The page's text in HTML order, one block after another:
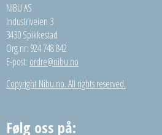
NIBU AS
Industriveien 3
3430 Spikkestad
Org.nr: 924 748 842
E-post: ordre@nibu.no
Copyright Nibu.no. All rights reserved.
Følg oss på: